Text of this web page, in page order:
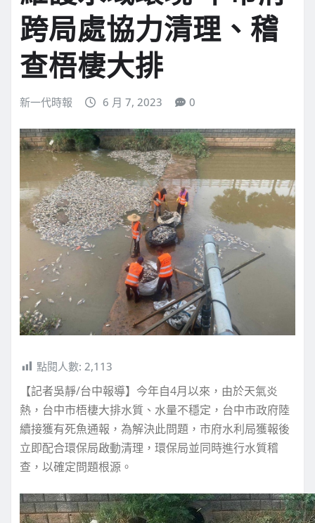
跨局處協力清理、稽
查梧棲大排
新一代時報 6 月 7, 2023 0
點閱人數: 2,113
【記者吳靜/台中報導】今年自4月以來，由於天氣炎
熱，台中市梧棲大排水質、水量不穩定，台中市政府陸
續接獲有死魚通報，為解決此問題，市府水利局獲報後
立即配合環保局啟動清理，環保局並同時進行水質稽
查，以確定問題根源。